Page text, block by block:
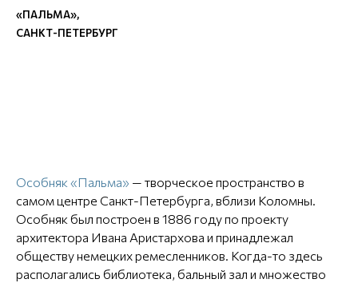
«ПАЛЬМА»,
САНКТ-ПЕТЕРБУРГ
Особняк «Пальма» — творческое пространство в
самом центре Санкт-Петербурга, вблизи Коломны.
Особняк был построен в 1886 году по проекту
архитектора Ивана Аристархова и принадлежал
обществу немецких ремесленников. Когда-то здесь
располагались библиотека, бальный зал и множество